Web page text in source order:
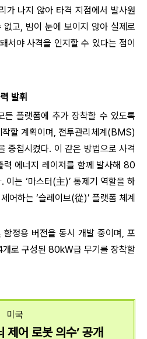
가 나지 않아 타격 지점에서 발사원
고, 빔이 눈에 보이지 않아 실제로
서야 사격을 인지할 수 있다는 점이
발휘
든 플랫폼에 추가 장착할 수 있도록
작할 계획이며, 전투관리체계(BMS)
중첩시켰다. 이 같은 방법으로 사격
에너지 레이저를 함께 발사해 80
이는 ‘마스터(主)’ 통제기 역할을 하
어하는 ‘슬레이브(從)’ 플랫폼 체계
함정용 버전을 동시 개발 중이며, 포
로 구성된 80kW급 무기를 장착할
미국
제어 로봇 의수’ 공개